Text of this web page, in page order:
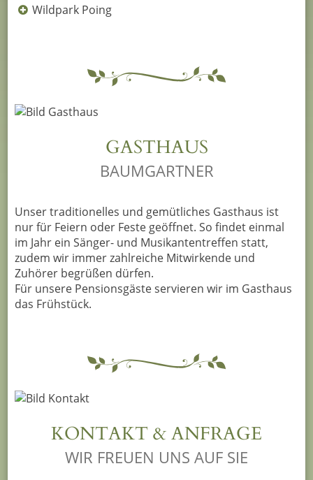
Wildpark Poing
GASTHAUS
BAUMGARTNER
Unser traditionelles und gemütliches Gasthaus ist
nur für Feiern oder Feste geöffnet. So findet einmal
im Jahr ein Sänger- und Musikantentreffen statt,
zudem wir immer zahlreiche Mitwirkende und
Zuhörer begrüßen dürfen.
Für unsere Pensionsgäste servieren wir im Gasthaus
das Frühstück.
KONTAKT & ANFRAGE
WIR FREUEN UNS AUF SIE